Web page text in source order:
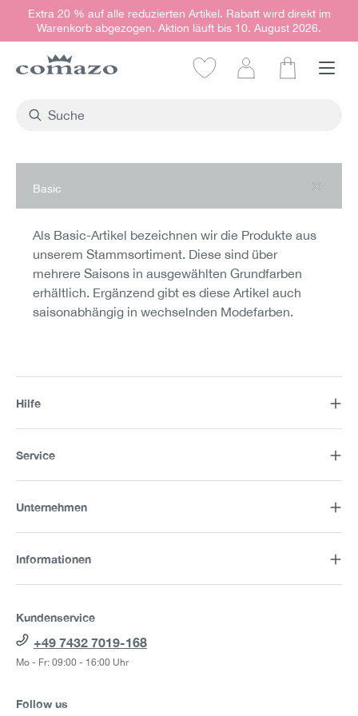
springen
Extra 20 % auf alle reduzierten Artikel. Rabatt wird direkt im
Warenkorb abgezogen. Aktion läuft bis 10. August 2026.
Basic
Als Basic-Artikel bezeichnen wir die Produkte aus
unserem Stammsortiment. Diese sind über
mehrere Saisons in ausgewählten Grundfarben
erhältlich. Ergänzend gibt es diese Artikel auch
saisonabhängig in wechselnden Modefarben.
Hilfe
Service
Unternehmen
Informationen
Kundenservice
+49 7432 7019-168
Mo - Fr: 09:00 - 16:00 Uhr
Follow us